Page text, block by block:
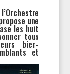
une
les huit
tous
bien-
et